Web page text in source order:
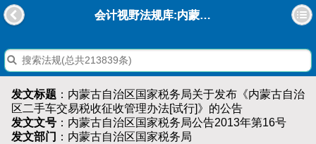
会计视野法规库:内蒙古自治区国家税务局关于发布《内蒙古自治区二手车交易税收征收管理办法[试行]》的公告
发文标题 ：内蒙古自治区国家税务局关于发布《内蒙古自治
区二手车交易税收征收管理办法[试行]》的公告
发文文号 ：内蒙古自治区国家税务局公告2013年第16号
发文部门 ：内蒙古自治区国家税务局